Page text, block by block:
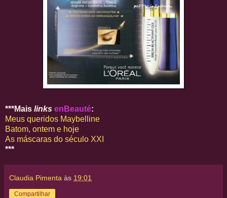
***Mais links enBeauté:
Meus queridos Maybelline
Batom, ontem e hoje
As máscaras do século XXI
***
Claudia Pimenta às 19:01
Compartilhar